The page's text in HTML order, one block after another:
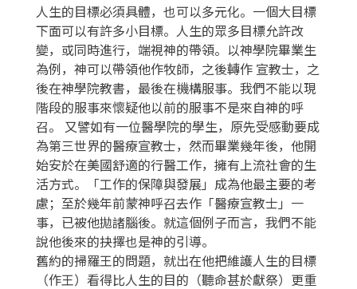
人生的目標必須具體，也可以多元化。一個大目標
下面可以有許多小目標。人生的眾多目標允許改
變，或同時進行，端視神的帶領。以神學院畢業生
為例，神可以帶領他作牧師，之後轉作 宣教士，之
後在神學院教書，最後在機構服事。我們不能以現
階段的服事來懷疑他以前的服事不是來自神的呼
召。 又譬如有一位醫學院的學生，原先受感動要成
為第三世界的醫療宣教士，然而畢業幾年後，他開
始安於在美國舒適的行醫工作，擁有上流社會的生
活方式。「工作的保障與發展」成為他最主要的考
慮；至於幾年前蒙神呼召去作「醫療宣教士」一
事，已被他拋諸腦後。就這個例子而言，我們不能
說他後來的抉擇也是神的引導。
舊約的掃羅王的問題，就出在他把維護人生的目標
（作王）看得比人生的目的（聽命甚於獻祭）更重